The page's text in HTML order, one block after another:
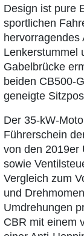
Design ist pure
sportlichen
hervorragendes
Lenkerstummel
Gabelbrücke
beiden CB500-
geneigte
Der 35-kW-
Führerschein
von den 2019er
sowie
Vergleich zum
und
Umdrehungen
CBR mit einem